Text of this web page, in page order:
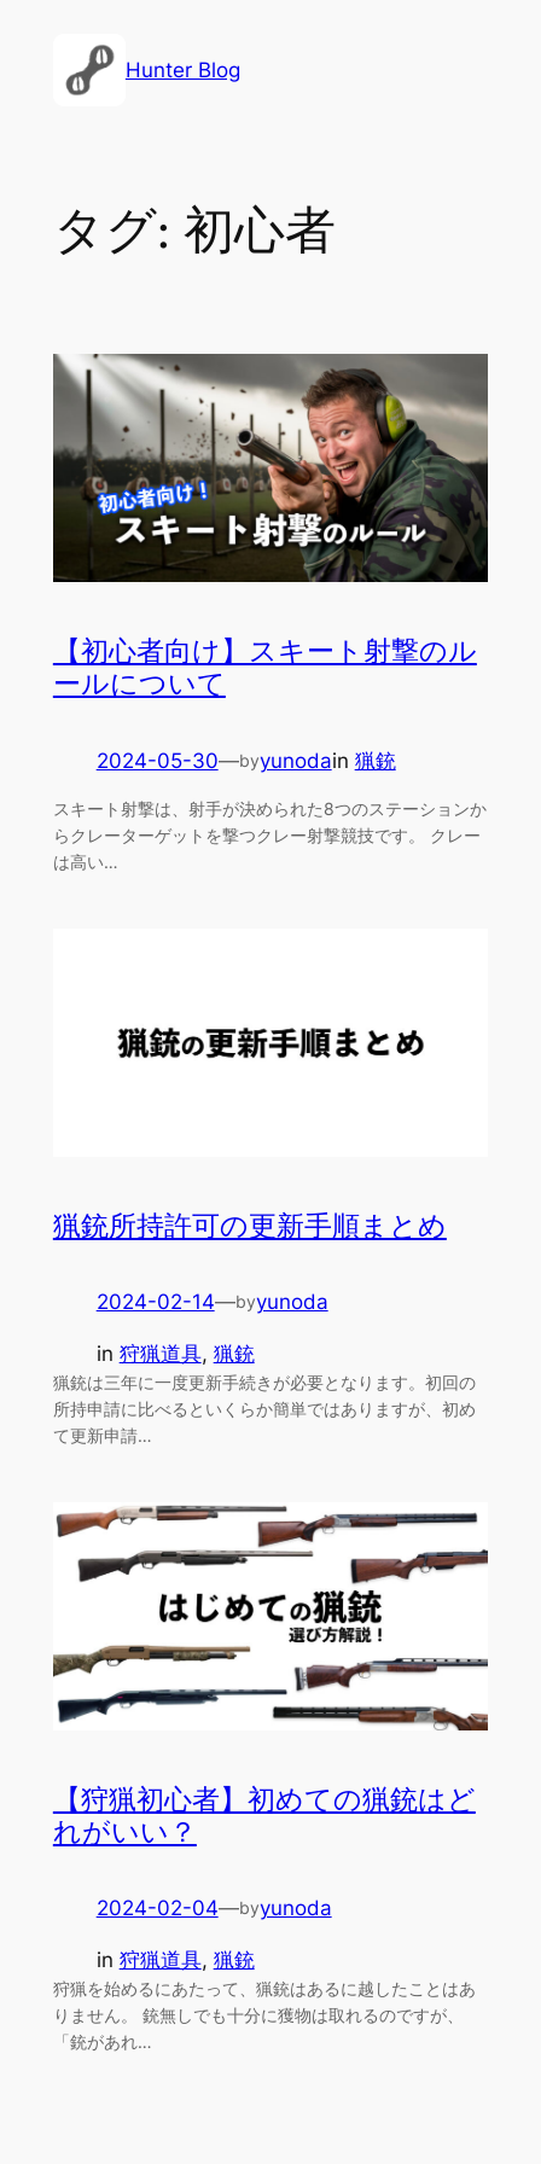
Hunter Blog
タグ: 初心者
【初心者向け】スキート射撃のル
ールについて
2024-05-30—byyunodain 猟銃
スキート射撃は、射手が決められた8つのステーションか
らクレーターゲットを撃つクレー射撃競技です。 クレー
は高い…
猟銃所持許可の更新手順まとめ
2024-02-14—byyunoda
in 狩猟道具, 猟銃
猟銃は三年に一度更新手続きが必要となります。初回の
所持申請に比べるといくらか簡単ではありますが、初め
て更新申請…
【狩猟初心者】初めての猟銃はど
れがいい？
2024-02-04—byyunoda
in 狩猟道具, 猟銃
狩猟を始めるにあたって、猟銃はあるに越したことはあ
りません。 銃無しでも十分に獲物は取れるのですが、
「銃があれ…